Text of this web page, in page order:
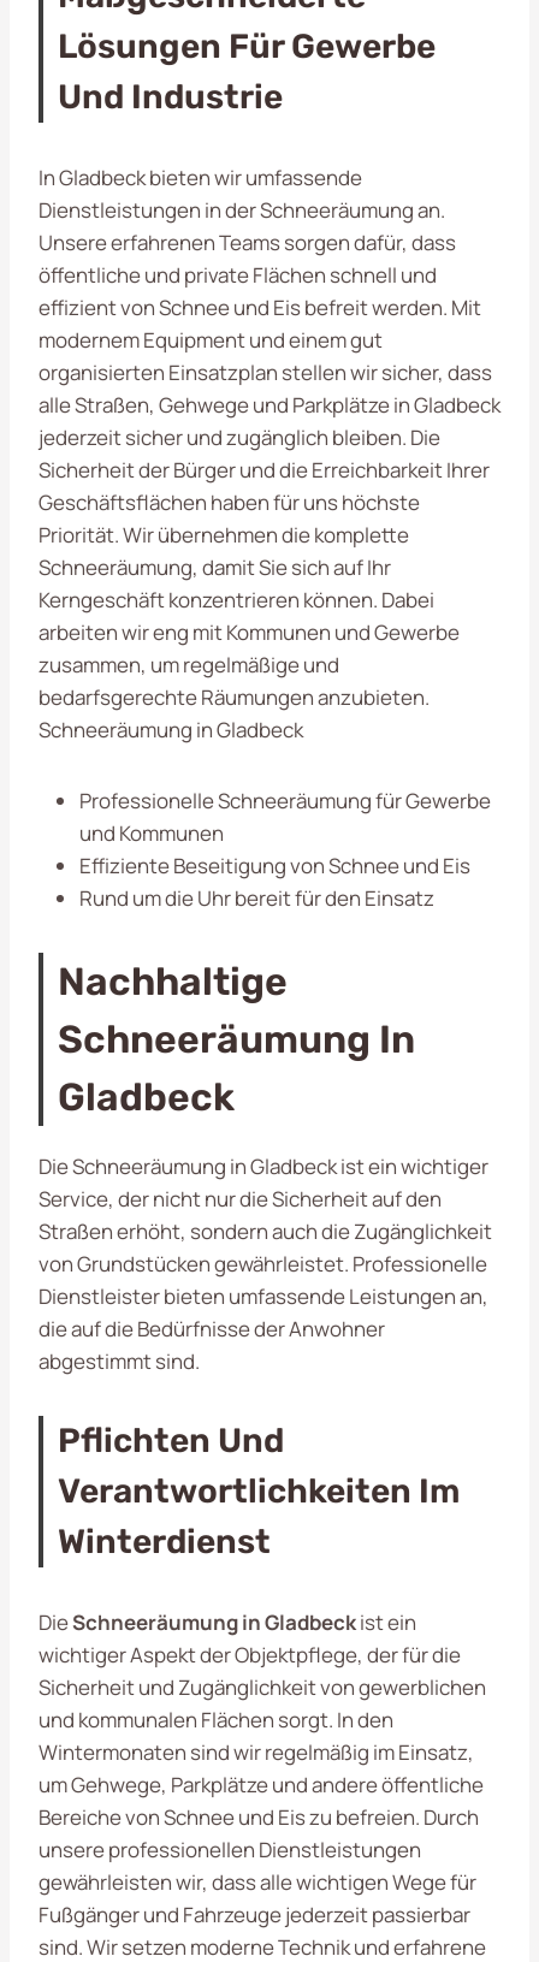
Lösungen Für Gewerbe
Und Industrie
In Gladbeck bieten wir umfassende
Dienstleistungen in der Schneeräumung an.
Unsere erfahrenen Teams sorgen dafür, dass
öffentliche und private Flächen schnell und
effizient von Schnee und Eis befreit werden. Mit
modernem Equipment und einem gut
organisierten Einsatzplan stellen wir sicher, dass
alle Straßen, Gehwege und Parkplätze in Gladbeck
jederzeit sicher und zugänglich bleiben. Die
Sicherheit der Bürger und die Erreichbarkeit Ihrer
Geschäftsflächen haben für uns höchste
Priorität. Wir übernehmen die komplette
Schneeräumung, damit Sie sich auf Ihr
Kerngeschäft konzentrieren können. Dabei
arbeiten wir eng mit Kommunen und Gewerbe
zusammen, um regelmäßige und
bedarfsgerechte Räumungen anzubieten.
Schneeräumung in Gladbeck
Professionelle Schneeräumung für Gewerbe
und Kommunen
Effiziente Beseitigung von Schnee und Eis
Rund um die Uhr bereit für den Einsatz
Nachhaltige
Schneeräumung In
Gladbeck
Die Schneeräumung in Gladbeck ist ein wichtiger
Service, der nicht nur die Sicherheit auf den
Straßen erhöht, sondern auch die Zugänglichkeit
von Grundstücken gewährleistet. Professionelle
Dienstleister bieten umfassende Leistungen an,
die auf die Bedürfnisse der Anwohner
abgestimmt sind.
Pflichten Und
Verantwortlichkeiten Im
Winterdienst
DieSchneeräumung in Gladbeckist ein
wichtiger Aspekt der Objektpflege, der für die
Sicherheit und Zugänglichkeit von gewerblichen
und kommunalen Flächen sorgt. In den
Wintermonaten sind wir regelmäßig im Einsatz,
um Gehwege, Parkplätze und andere öffentliche
Bereiche von Schnee und Eis zu befreien. Durch
unsere professionellen Dienstleistungen
gewährleisten wir, dass alle wichtigen Wege für
Fußgänger und Fahrzeuge jederzeit passierbar
sind. Wir setzen moderne Technik und erfahrene